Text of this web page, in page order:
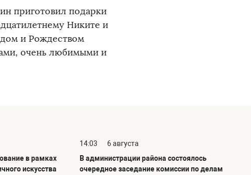
приготовил подарки
Никите и
и Рождеством
очень любимыми и
в рамках
искусства
14:03
6 августа
В администрации района состоялось
очередное заседание комиссии по делам